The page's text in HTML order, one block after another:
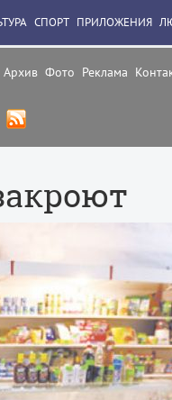
Архив Фото Реклама
СПОРТ ПРИЛОЖЕНИЯ